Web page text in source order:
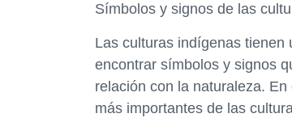
Símbolos y signos de las
Las culturas indígenas tienen
encontrar símbolos y signos
relación con la naturaleza.
más importantes de las